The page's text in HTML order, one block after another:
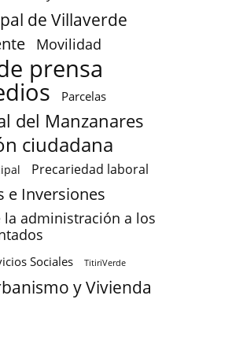
de Villaverde
Movilidad
prensa
Parcelas
del Manzanares
ciudadana
Precariedad laboral
e Inversiones
la administración a los
Sociales TitiriVerde
y Vivienda